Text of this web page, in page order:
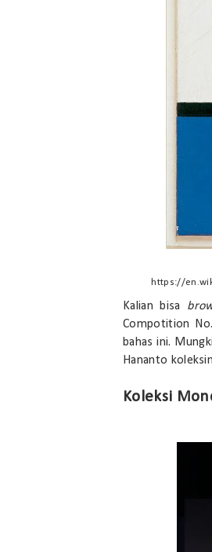
https://
Kalian bisa
Compotition
bahas ini.
Hananto
Koleksi